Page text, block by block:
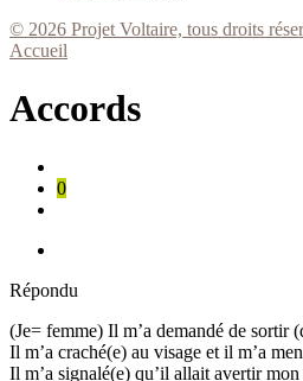
© 2026 Projet Voltaire, tous droits
Accueil
Accords
0
Répondu
(Je= femme) Il m’a demandé de sortir
Il m’a craché(e) au visage et il m’a
Il m’a signalé(e) qu’il allait avertir